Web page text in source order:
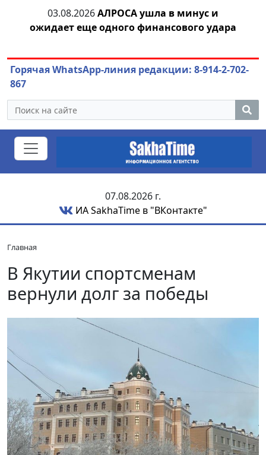
03.08.2026АЛРОСА ушла в минус и
ожидает еще одного финансового удара
Горячая WhatsApp-линия редакции: 8-914-2-702-
867
07.08.2026 г.
ИА SakhaTime в "ВКонтакте"
Главная
В Якутии спортсменам
вернули долг за победы